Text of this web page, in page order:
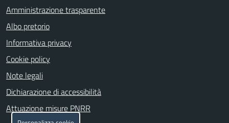
Amministrazione trasparente
Albo pretorio
Informativa privacy
Cookie policy
Note legali
Dichiarazione di accessibilità
Attuazione misure PNRR